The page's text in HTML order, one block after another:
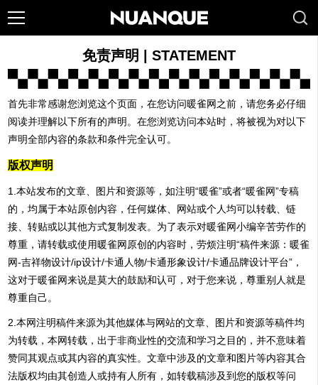
免责声明 | STATEMENT
首先非常感谢您浏览这个页面，在您访问暖雀网之前，请您务必仔细
阅读并理解以下所有的声明。在您浏览访问本站时，将被视为对以下
声明全部内容的条款和条件完全认可。
版权声明
1.本站发布的文章、图片和资源等，如注明“暖雀”或者“暖雀网”专稿
的，均属于本站原创内容，任何媒体、网站或个人均可以转载、链
接、转贴或以其他方式复制发表。为了表示对暖雀网小编辛苦劳作的
尊重，请转载或使用暖雀网原创的内容时，劳烦注明“稿件来源：暖雀
网-吉祥物设计/ip设计/卡通人物/卡通形象设计/卡通品牌设计平台”，
这对于暖雀网来说是莫大的鼓励和认可，对于您来说，尊重别人就是
尊重自己。
2.本网注明稿件来源为其他媒体与网站的文章、图片和资源等稿件均
为转载，本网转载，出于非商业性的交流和学习之目的，并不意味着
赞同其观点或其内容的真实性。文章中涉及的文章和图片等内容其合
法版权均由其创造人或持有人所有，如转载稿涉及到您的版权等问